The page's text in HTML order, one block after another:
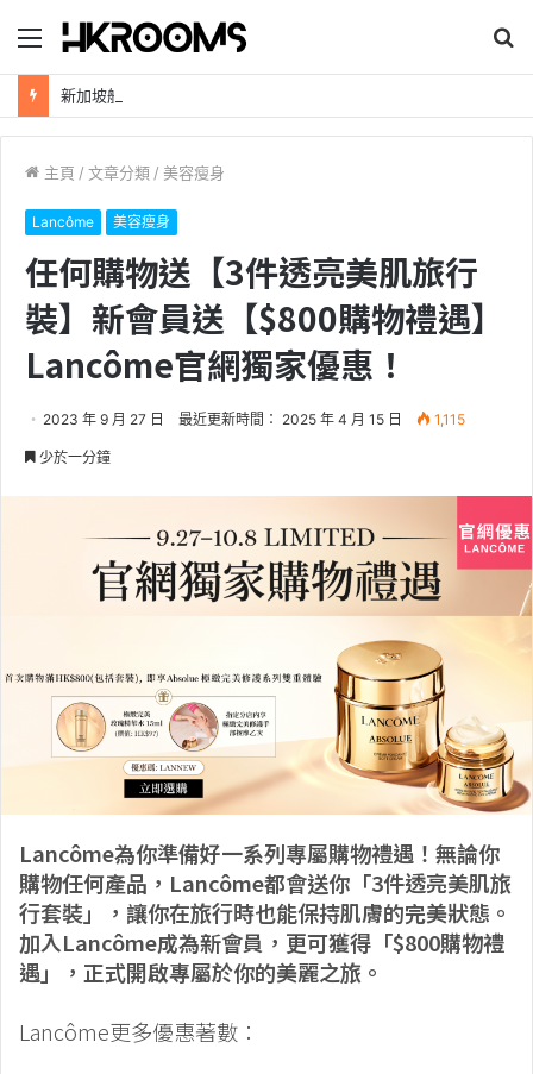
目
錄
尋
主頁 / 文章分類 / 美容瘦身
Lancôme 美容瘦身
任何購物送【3件透亮美肌旅行
裝】新會員送【$800購物禮遇】
Lancôme官網獨家優惠！
2023 年 9 月 27 日 最近更新時間： 2025 年 4 月 15 日 1,115
少於一分鐘
Lancôme為你準備好一系列專屬購物禮遇！無論你
購物任何產品，Lancôme都會送你「3件透亮美肌旅
行套裝」，讓你在旅行時也能保持肌膚的完美狀態。
加入Lancôme成為新會員，更可獲得「$800購物禮
遇」，正式開啟專屬於你的美麗之旅。
Lancôme更多優惠著數：